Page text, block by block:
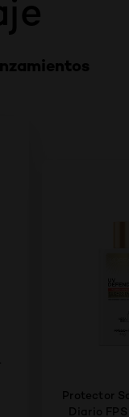
Protector
Diario